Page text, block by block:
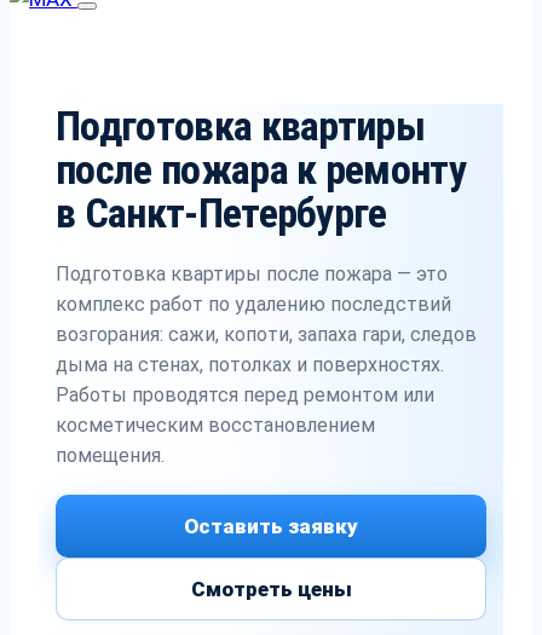
Подготовка квартиры
после пожара к ремонту
в Санкт-Петербурге
Подготовка квартиры после пожара — это
комплекс работ по удалению последствий
возгорания: сажи, копоти, запаха гари, следов
дыма на стенах, потолках и поверхностях.
Работы проводятся перед ремонтом или
косметическим восстановлением
помещения.
Оставить заявку
Смотреть цены